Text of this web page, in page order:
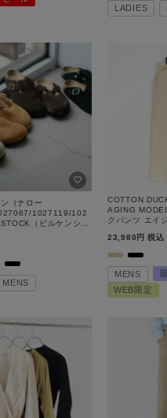
LADIES
（ナロー
1027119/102
（ビルケンシュ
MENS
COTTON
AGING
クパンツ エイ
ツ）
23,980 税込
MENS
WEB限定